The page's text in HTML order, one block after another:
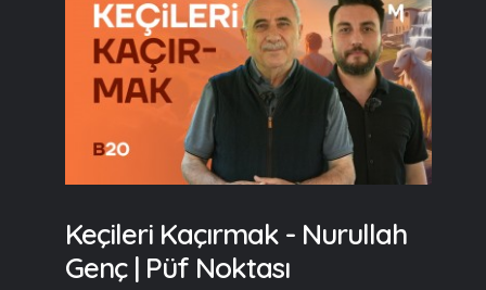
Keçileri Kaçırmak - Nurullah
Genç | Püf Noktası